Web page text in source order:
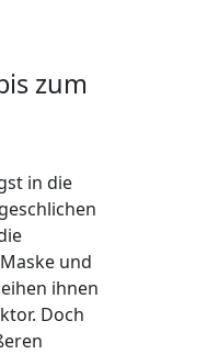
zum
in die
und
ihnen
Doch